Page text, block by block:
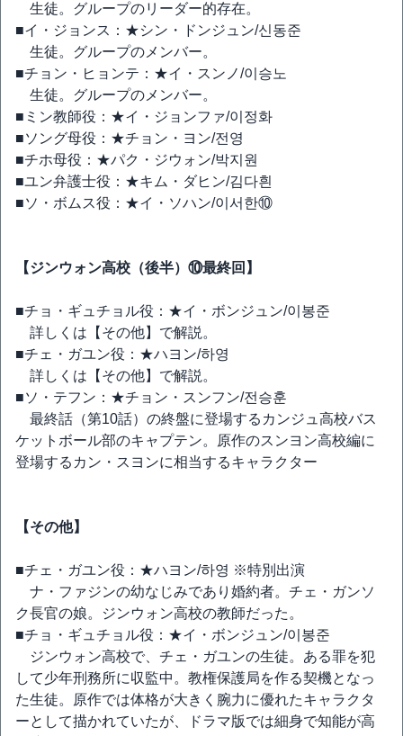
生徒。グループのリーダー的存在。
■イ・ジョンス：★シン・ドンジュン/신동준
生徒。グループのメンバー。
■チョン・ヒョンテ：★イ・スンノ/이승노
生徒。グループのメンバー。
■ミン教師役：★イ・ジョンファ/이정화
■ソング母役：★チョン・ヨン/전영
■チホ母役：★パク・ジウォン/박지원
■ユン弁護士役：★キム・ダヒン/김다흰
■ソ・ボムス役：★イ・ソハン/이서한⑩
【ジンウォン高校（後半）⑩最終回】
■チョ・ギュチョル役：★イ・ボンジュン/이봉준
詳しくは【その他】で解説。
■チェ・ガユン役：★ハヨン/하영
詳しくは【その他】で解説。
■ソ・テフン：★チョン・スンフン/전승훈
最終話（第10話）の終盤に登場するカンジュ高校バス
ケットボール部のキャプテン。原作のスンヨン高校編に
登場するカン・スヨンに相当するキャラクター
【その他】
■チェ・ガユン役：★ハヨン/하영 ※特別出演
ナ・ファジンの幼なじみであり婚約者。チェ・ガンソ
ク長官の娘。ジンウォン高校の教師だった。
■チョ・ギュチョル役：★イ・ボンジュン/이봉준
ジンウォン高校で、チェ・ガユンの生徒。ある罪を犯
して少年刑務所に収監中。教権保護局を作る契機となっ
た生徒。原作では体格が大きく腕力に優れたキャラクタ
ーとして描かれていたが、ドラマ版では細身で知能が高